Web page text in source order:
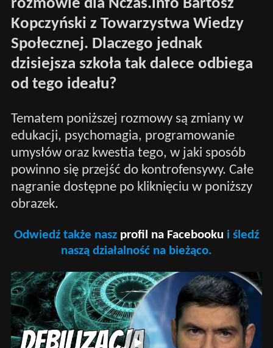
rozmowie dla Nczas.info Bartosz
Kopczyński z Towarzystwa Wiedzy
Społecznej. Dlaczego jednak
dzisiejsza szkoła tak dalece odbiega
od tego ideału?
Tematem poniższej rozmowy są zmiany w
edukacji, psychomagia, programowanie
umysłów oraz kwestia tego, w jaki sposób
powinno się przejść do kontrofensywy. Całe
nagranie dostępne po kliknięciu w poniższy
obrazek.
Odwiedź także nasz profil na Facebooku i śledź
naszą działalność na bieżąco.